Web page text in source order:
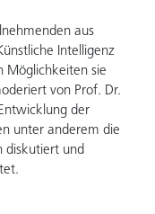
aus
Intelligenz
Möglichkeiten sie
von Prof. Dr.
der
unter anderem die
diskutiert und